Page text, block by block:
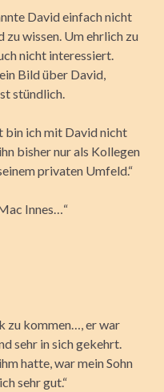
David einfach nicht
zu wissen. Um ehrlich zu
nicht interessiert.
Bild über David,
stündlich.
bin ich mit David nicht
bisher nur als Kollegen
privaten Umfeld.“
Innes…“
zu kommen…, er war
sehr in sich gekehrt.
hatte, war mein Sohn
sehr gut.“